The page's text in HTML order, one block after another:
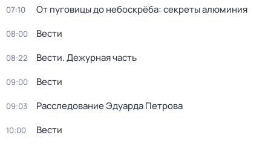
07:10 От пуговицы до небоскрёба: секреты алюминия
08:00 Вести
08:22 Вести. Дежурная часть
09:00 Вести
09:03 Расследование Эдуарда Петрова
10:00 Вести